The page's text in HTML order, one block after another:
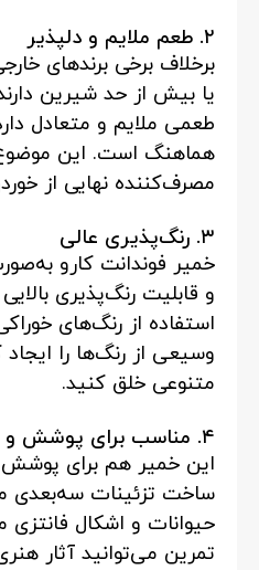
۲. طعم ملایم و دلپذیر
برخلاف برخی برندهای
یا بیش از حد شیرین
طعمی ملایم و متعادل
هماهنگ است. این
مصرف‌کننده نهایی از
۳. رنگ‌پذیری عالی
خمیر فوندانت کارو
و قابلیت رنگ‌پذیری
استفاده از رنگ‌های
وسیعی از رنگ‌ها را
متنوعی خلق کنید.
۴. مناسب برای پوشش و مجسمه‌سازی
این خمیر هم برای
ساخت تزئینات سه‌بعدی
حیوانات و اشکال
تمرین می‌توانید آثار